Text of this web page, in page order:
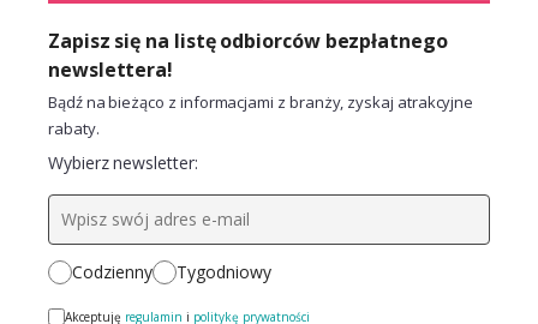
Zapisz się na listę odbiorców bezpłatnego
newslettera!
Bądź na bieżąco z informacjami z branży, zyskaj atrakcyjne
rabaty.
Wybierz newsletter:
Codzienny Tygodniowy
Akceptuję regulamin i politykę prywatności